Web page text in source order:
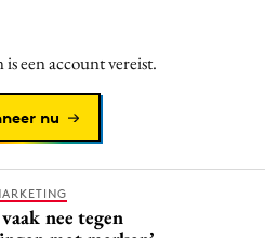
een account vereist.
nu
nee tegen